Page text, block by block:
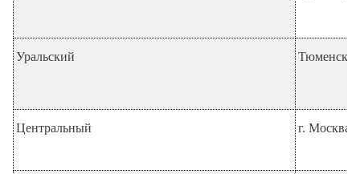
Уральский Тюменская
Центральный г. Москва